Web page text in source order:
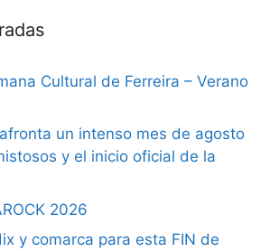
Cultural de Ferreira – Verano
un intenso mes de agosto
y el inicio oficial de la
2026
y comarca para esta FIN de